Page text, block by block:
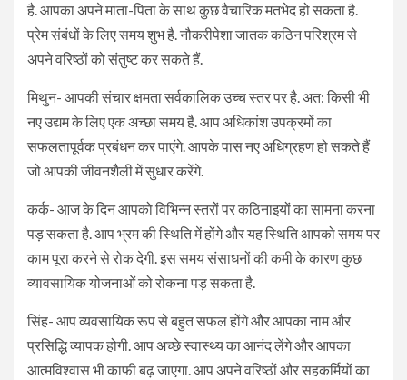
है. आपका अपने माता-पिता के साथ कुछ वैचारिक मतभेद हो सकता है.
प्रेम संबंधों के लिए समय शुभ है. नौकरीपेशा जातक कठिन परिश्रम से
अपने वरिष्ठों को संतुष्ट कर सकते हैं.
मिथुन- आपकी संचार क्षमता सर्वकालिक उच्च स्तर पर है. अत: किसी भी
नए उद्यम के लिए एक अच्छा समय है. आप अधिकांश उपक्रमों का
सफलतापूर्वक प्रबंधन कर पाएंगे. आपके पास नए अधिग्रहण हो सकते हैं
जो आपकी जीवनशैली में सुधार करेंगे.
कर्क- आज के दिन आपको विभिन्न स्तरों पर कठिनाइयों का सामना करना
पड़ सकता है. आप भ्रम की स्थिति में होंगे और यह स्थिति आपको समय पर
काम पूरा करने से रोक देगी. इस समय संसाधनों की कमी के कारण कुछ
व्यावसायिक योजनाओं को रोकना पड़ सकता है.
सिंह- आप व्यवसायिक रूप से बहुत सफल होंगे और आपका नाम और
प्रसिद्धि व्यापक होगी. आप अच्छे स्वास्थ्य का आनंद लेंगे और आपका
आत्मविश्वास भी काफी बढ़ जाएगा. आप अपने वरिष्ठों और सहकर्मियों का